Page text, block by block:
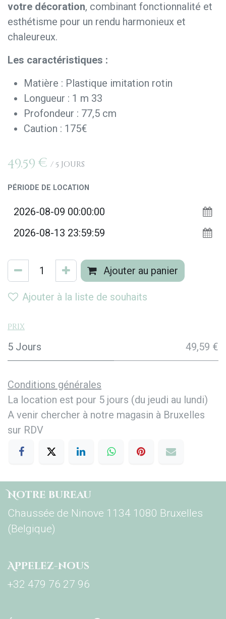
votre décoration, combinant fonctionnalité et
esthétisme pour un rendu harmonieux et
chaleureux.
Les caractéristiques :
Matière : Plastique imitation rotin
Longueur : 1 m 33
Profondeur : 77,5 cm
Caution : 175€
49,59€ /5 Jours
PÉRIODE DE LOCATION
Ajouter au panier
Ajouter à la liste de souhaits
Prix
5 Jours 49,59 €
Conditions générales
La location est pour 5 jours (du jeudi au lundi)
A venir chercher à notre magasin à Bruxelles
sur RDV
Notre bureau
Chaussée de Ninove 1134 1080 Bruxelles
(Belgique)
Appelez-nous
+32 479 76 27 96